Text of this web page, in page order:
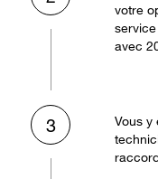
votre
avec
3
Vous y